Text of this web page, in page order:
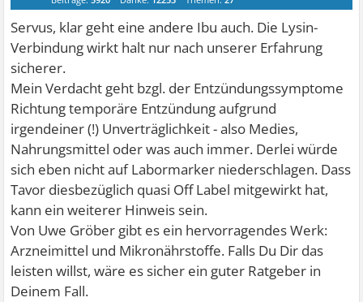
Servus, klar geht eine andere Ibu auch. Die Lysin-
Verbindung wirkt halt nur nach unserer Erfahrung
sicherer.
Mein Verdacht geht bzgl. der Entzündungssymptome
Richtung temporäre Entzündung aufgrund
irgendeiner (!) Unverträglichkeit - also Medies,
Nahrungsmittel oder was auch immer. Derlei würde
sich eben nicht auf Labormarker niederschlagen. Dass
Tavor diesbezüglich quasi Off Label mitgewirkt hat,
kann ein weiterer Hinweis sein.
Von Uwe Gröber gibt es ein hervorragendes Werk:
Arzneimittel und Mikronährstoffe. Falls Du Dir das
leisten willst, wäre es sicher ein guter Ratgeber in
Deinem Fall.